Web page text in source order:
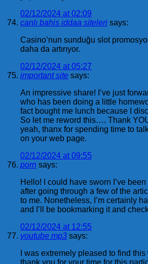
02/12/2024 at 02:09
canlı bahis iddaa siteleri says:
Casino’nun sunduğu slot
daha da artırıyor.
02/12/2024 at 05:27
important site says:
An impressive share! I’ve just
who has been doing a little
fact bought me lunch because I
So let me reword this…. Thank
yeah, thanx for spending time to
on your web page.
02/12/2024 at 09:55
porn says:
Hello! I could have sworn I’ve
after going through a few of the
to me. Nonetheless, I’m certainly
and I’ll be bookmarking it and
02/12/2024 at 12:55
youtube mp3 says:
I was extremely pleased to find
thank you for your time for this